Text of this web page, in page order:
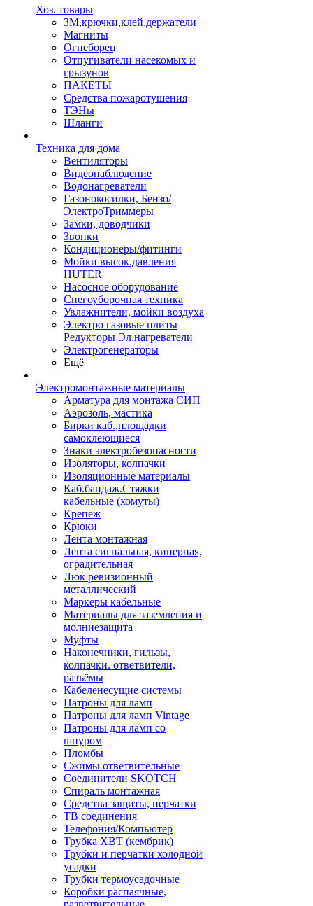
Хоз. товары
ЗМ,крючки,клей,держатели
Магниты
Огнеборец
Отпугиватели насекомых и
грызунов
ПАКЕТЫ
Средства пожаротушения
ТЭНы
Шланги
Техника для дома
Вентиляторы
Видеонаблюдение
Водонагреватели
Газонокосилки, Бензо/
ЭлектроТриммеры
Замки, доводчики
Звонки
Кондиционеры/фитинги
Мойки высок.давления
HUTER
Насосное оборудование
Снегоуборочная техника
Увлажнители, мойки воздуха
Электро газовые плиты
Редукторы Эл.нагреватели
Электрогенераторы
Ещё
Электромонтажные материалы
Арматура для монтажа СИП
Аэрозоль, мастика
Бирки каб.,площадки
самоклеющиеся
Знаки электробезопасности
Изоляторы, колпачки
Изоляционные материалы
Каб.бандаж.Стяжки
кабельные (хомуты)
Крепеж
Крюки
Лента монтажная
Лента сигнальная, киперная,
оградительная
Люк ревизионный
металлический
Маркеры кабельные
Материалы для заземления и
молниезащита
Муфты
Наконечники, гильзы,
колпачки. ответвители,
разъёмы
Кабеленесущие системы
Патроны для ламп
Патроны для ламп Vintage
Патроны для ламп со
шнуром
Пломбы
Сжимы ответвительные
Соединители SKOTCH
Спираль монтажная
Средства защиты, перчатки
ТВ соединения
Телефония/Компьютер
Трубка ХВТ (кембрик)
Трубки и перчатки холодной
усадки
Трубки термоусадочные
Коробки распаячные,